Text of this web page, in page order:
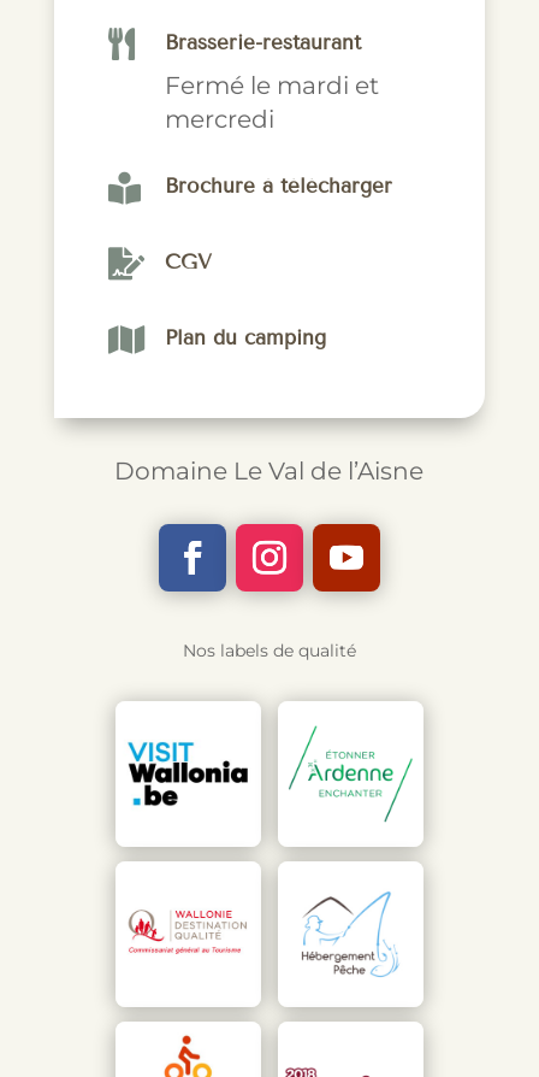
 Brasserie-restaurant
Fermé le mardi et
mercredi
 Brochure à télécharger
 CGV
 Plan du camping
Domaine Le Val de l’Aisne
Nos labels de qualité